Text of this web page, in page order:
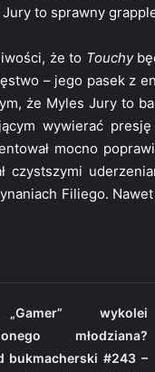
to sprawny
że to Touchy
– jego pasek z
że Myles Jury to
wywierać
mocno
czystszymi
Filiego.
wykolei
młodziana?
bukmacherski #243 –